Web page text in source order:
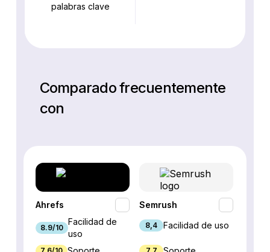
palabras clave
Comparado frecuentemente
con
Ahrefs
8.9/10
Facilidad de
uso
Semrush
8,4 Facilidad de uso